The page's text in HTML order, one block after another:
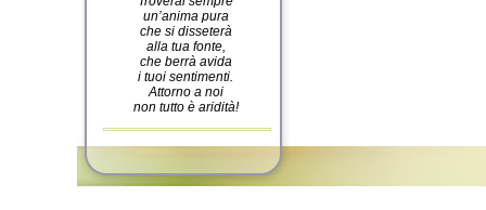
un’anima pura
che si disseterà
alla tua fonte,
che berrà avida
i tuoi sentimenti.
Attorno a noi
non tutto è aridità!